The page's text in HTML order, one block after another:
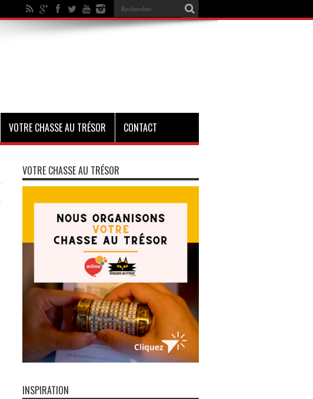
VOTRE CHASSE AU TRÉSOR CONTACT
VOTRE CHASSE AU TRÉSOR
INSPIRATION